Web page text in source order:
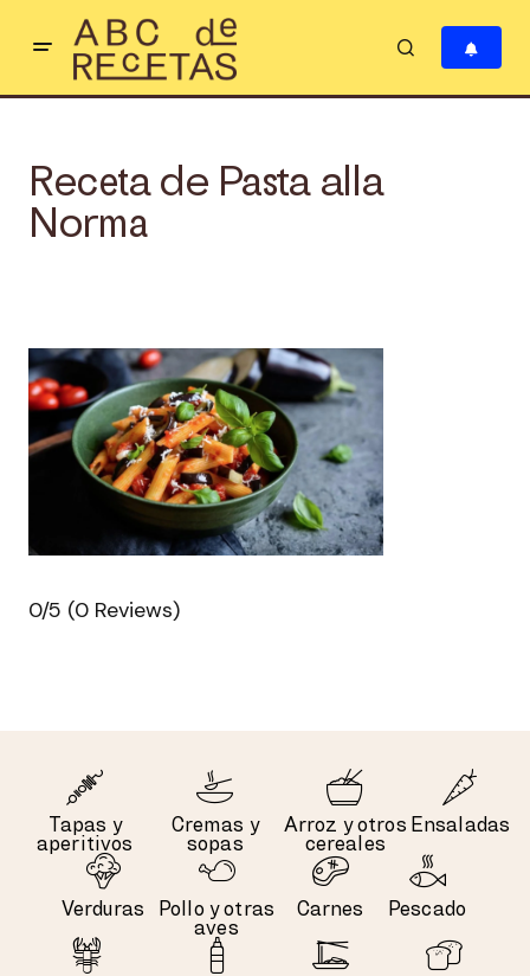
Receta de Pasta alla
Norma
0/5 (0 Reviews)
Tapas y
aperitivos
Cremas y
sopas
Arroz y otros
cereales
Ensaladas
Verduras
Pollo y otras
aves
Carnes Pescado